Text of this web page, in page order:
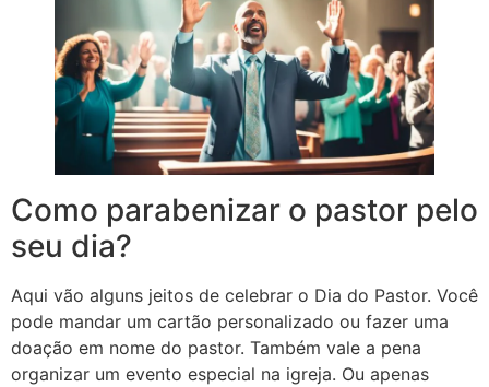
Como parabenizar o pastor pelo
seu dia?
Aqui vão alguns jeitos de celebrar o Dia do Pastor. Você
pode mandar um cartão personalizado ou fazer uma
doação em nome do pastor. Também vale a pena
organizar um evento especial na igreja. Ou apenas